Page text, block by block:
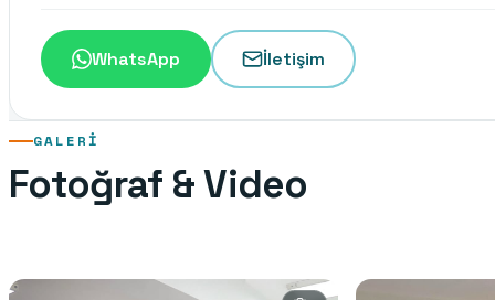
WhatsApp İletişim
GALERI
Fotoğraf & Video